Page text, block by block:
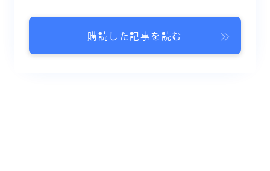
購読した記事を読む